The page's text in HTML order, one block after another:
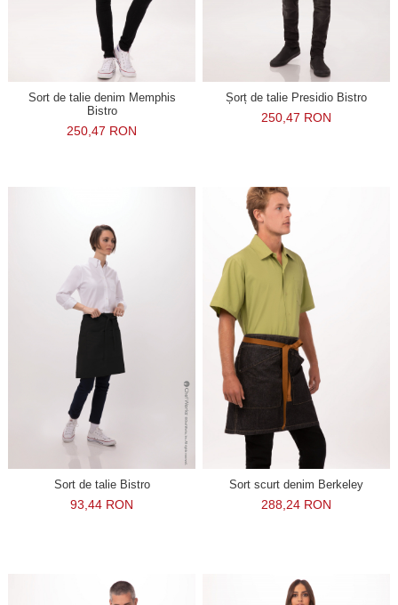
Sort de talie denim Memphis
Bistro
250,47 RON
Șorț de talie Presidio Bistro
250,47 RON
Sort de talie Bistro
93,44 RON
Sort scurt denim Berkeley
288,24 RON